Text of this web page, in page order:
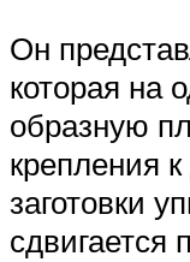
Он
которая на
образную
крепления
заготовки
сдвигается